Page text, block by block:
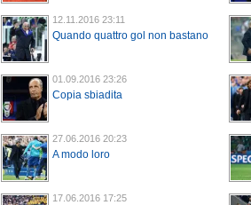
12.11.2016 23:11
Quando quattro gol non bastano
01.09.2016 23:26
Copia sbiadita
27.06.2016 20:23
A modo loro
17.06.2016 17:25